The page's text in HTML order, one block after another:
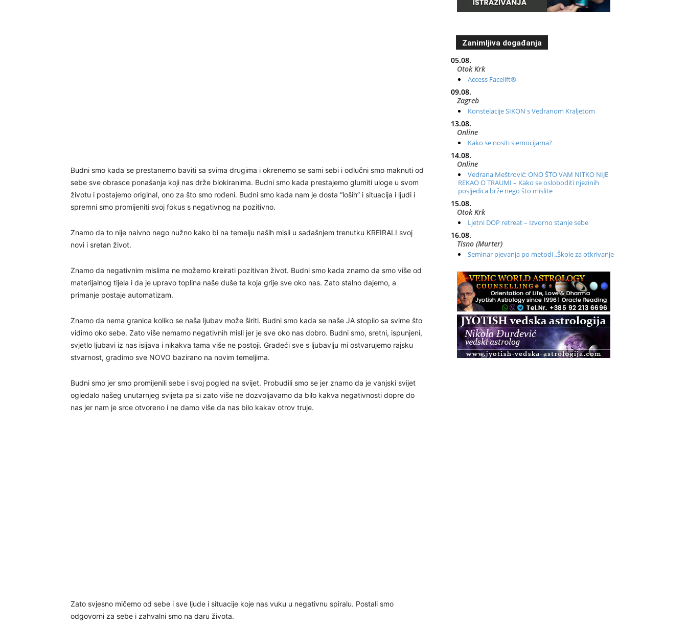
Budni smo kada se prestanemo baviti sa svima drugima i okrenemo se sami sebi i odlučni smo maknuti od
sebe sve obrasce ponašanja koji nas drže blokiranima. Budni smo kada prestajemo glumiti uloge u svom
životu i postajemo original, ono za što smo rođeni. Budni smo kada nam je dosta “loših” i situacija i ljudi i
spremni smo promijeniti svoj fokus s negativnog na pozitivno.
Znamo da to nije naivno nego nužno kako bi na temelju naših misli u sadašnjem trenutku KREIRALI svoj
novi i sretan život.
Znamo da negativnim mislima ne možemo kreirati pozitivan život. Budni smo kada znamo da smo više od
materijalnog tijela i da je upravo toplina naše duše ta koja grije sve oko nas. Zato stalno dajemo, a
primanje postaje automatizam.
Znamo da nema granica koliko se naša ljubav može širiti. Budni smo kada se naše JA stopilo sa svime što
vidimo oko sebe. Zato više nemamo negativnih misli jer je sve oko nas dobro. Budni smo, sretni, ispunjeni,
svjetlo ljubavi iz nas isijava i nikakva tama više ne postoji. Gradeći sve s ljubavlju mi ostvarujemo rajsku
stvarnost, gradimo sve NOVO bazirano na novim temeljima.
Budni smo jer smo promijenili sebe i svoj pogled na svijet. Probudili smo se jer znamo da je vanjski svijet
ogledalo našeg unutarnjeg svijeta pa si zato više ne dozvoljavamo da bilo kakva negativnosti dopre do
nas jer nam je srce otvoreno i ne damo više da nas bilo kakav otrov truje.
Zato svjesno mičemo od sebe i sve ljude i situacije koje nas vuku u negativnu spiralu. Postali smo
odgovorni za sebe i zahvalni smo na daru života.
Zanimljiva događanja
05.08.
Otok Krk
Access Facelift®
09.08.
Zagreb
Konstelacije SIKON s Vedranom Kraljetom
13.08.
Online
Kako se nositi s emocijama?
14.08.
Online
Vedrana Meštrović: ONO ŠTO VAM NITKO NIJE
REKAO O TRAUMI – Kako se osloboditi njezinih
posljedica brže nego što mislite
15.08.
Otok Krk
Ljetni DOP retreat – Izvorno stanje sebe
16.08.
Tisno (Murter)
Seminar pjevanja po metodi „Škole za otkrivanje
glasa“
20.08.
Online
Radionica: Pomagači iz drugih dimenzija Online –
otvoreno za sve
21.08.
Zagreb+Online
Osnovni ThetaHealing® tečaj, Zagreb i Online
22.08.
Pula